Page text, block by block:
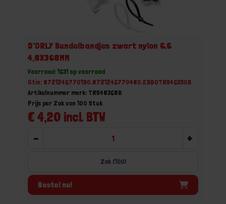
D'ORLY Bundelbandjes zwart nylon 6.6
4,8X368MM
Voorraad: 1631 op voorraad
Gtin: 8721246770190,8721246770480,EBDOTRS46350B
Artikelnummer merk: TRS48368B
€ 4,20 incl. BTW
Prijs per Zak van 100 Stuk
- +
Zak (100)
Bestel nu!